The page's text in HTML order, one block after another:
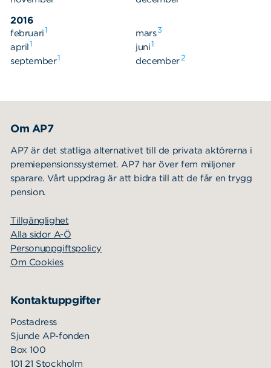
2016
februari1 mars3
april1 juni1
september1 december2
Om AP7
AP7 är det statliga alternativet till de privata aktörerna i
premiepensionssystemet. AP7 har över fem miljoner
sparare. Vårt uppdrag är att bidra till att de får en trygg
pension.
Tillgänglighet
Alla sidor A-Ö
Personuppgiftspolicy
Om Cookies
Kontaktuppgifter
Postadress
Sjunde AP-fonden
Box 100
101 21 Stockholm